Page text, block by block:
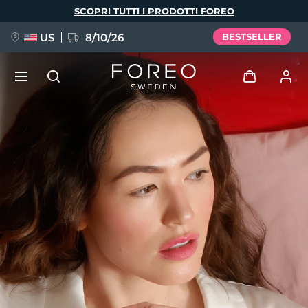
SCOPRI TUTTI I PRODOTTI FOREO
US 8/10/26 BESTSELLER
Accedi
Profilo utente
I miei dispositivi
I miei ordini
I miei indirizzi
I miei abbonamenti
FAQ™ Pure Beauty-Tech Elixir
BREAKING NEWS
issa™ Teeth Whitening Set
Lingua
English Deutsch
Español
Français
Português
Polski
Svenska
Русский
Türkçe
简体中文 繁體中文